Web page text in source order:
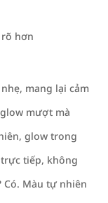
hơn
mang lại cảm
mượt mà
glow trong
tiếp, không
Có. Màu tự nhiên